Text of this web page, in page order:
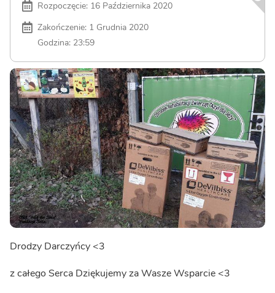
Rozpoczęcie: 16 Października 2020
Zakończenie: 1 Grudnia 2020
Godzina: 23:59
Drodzy Darczyńcy <3
z całego Serca Dziękujemy za Wasze Wsparcie <3